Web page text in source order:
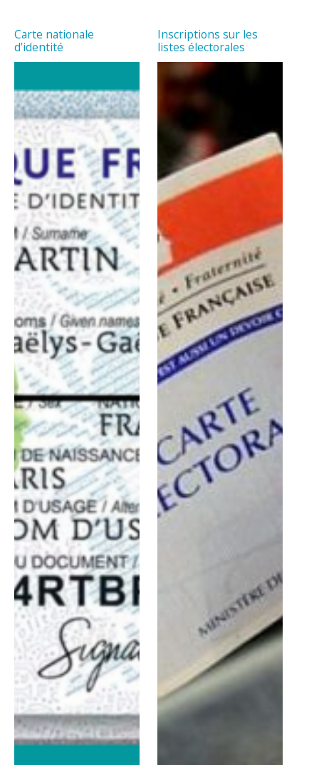
Carte nationale
d’identité
Inscriptions sur les
listes électorales